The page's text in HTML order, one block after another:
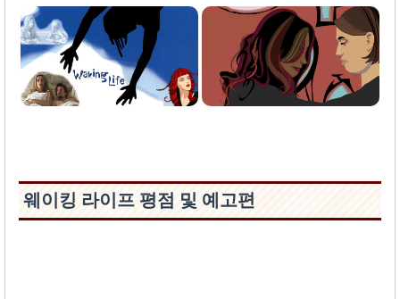
웨이킹 라이프 평점 및 예고편